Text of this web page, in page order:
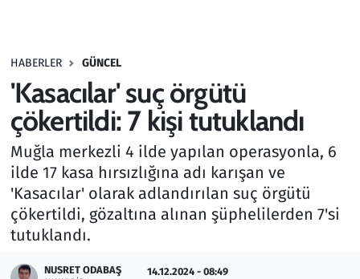
HABERLER GÜNCEL
'Kasacılar' suç örgütü
çökertildi: 7 kişi tutuklandı
Muğla merkezli 4 ilde yapılan operasyonla, 6
ilde 17 kasa hırsızlığına adı karışan ve
'Kasacılar' olarak adlandırılan suç örgütü
çökertildi, gözaltına alınan şüphelilerden 7'si
tutuklandı.
NUSRET ODABAŞ 14.12.2024 - 08:49
Haber
Kültür Sanat
Kurumsal Haberler
Lezzet Durağı
Memur ve Kamu
Otomobil